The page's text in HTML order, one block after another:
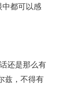
中都可以感
还是那么有
兹，不得有